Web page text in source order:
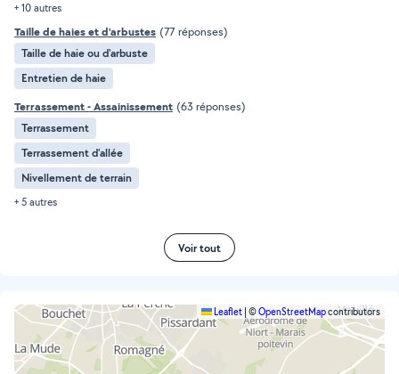
+ 10 autres
Taille de haies et d'arbustes (77 réponses)
Taille de haie ou d'arbuste
Entretien de haie
Terrassement - Assainissement (63 réponses)
Terrassement
Terrassement d'allée
Nivellement de terrain
+ 5 autres
Voir tout
Leaflet ©OpenStreetMapcontributors